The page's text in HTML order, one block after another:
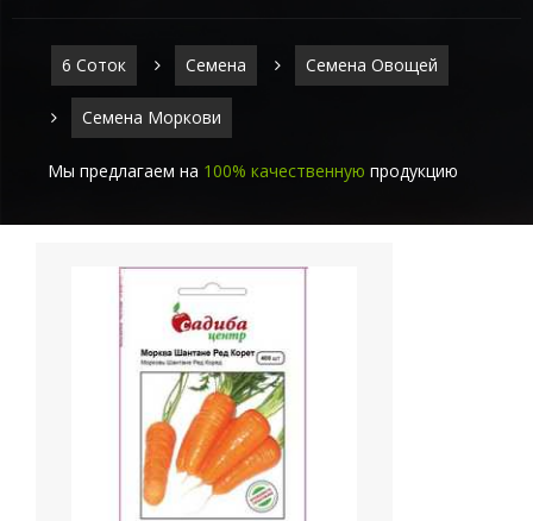
6 Соток Семена Семена Овощей
Семена Моркови
Мы предлагаем на 100% качественную продукцию